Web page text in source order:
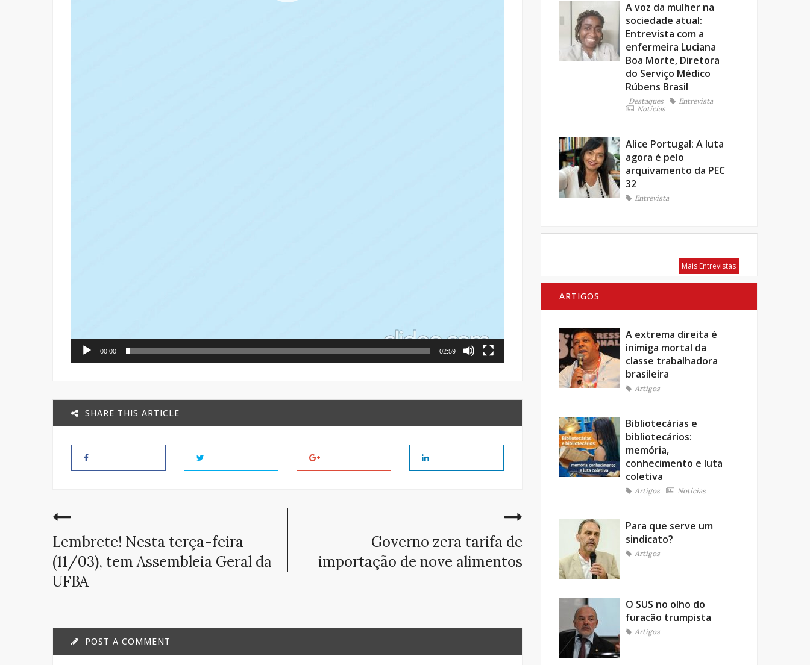
00:00 02:59
SHARE THIS ARTICLE
Lembrete! Nesta terça-feira
(11/03), tem Assembleia Geral da
UFBA
Governo zera tarifa de
importação de nove alimentos
POST A COMMENT
A voz da mulher na
sociedade atual:
Entrevista com a
enfermeira Luciana
Boa Morte, Diretora
do Serviço Médico
Rúbens Brasil
Destaques
Entrevista
Notícias
Alice Portugal: A luta
agora é pelo
arquivamento da PEC
32
Entrevista
Mais Entrevistas
ARTIGOS
A extrema direita é
inimiga mortal da
classe trabalhadora
brasileira
Artigos
Bibliotecárias e
bibliotecários:
memória,
conhecimento e luta
coletiva
Artigos Notícias
Para que serve um
sindicato?
Artigos
O SUS no olho do
furacão trumpista
Artigos